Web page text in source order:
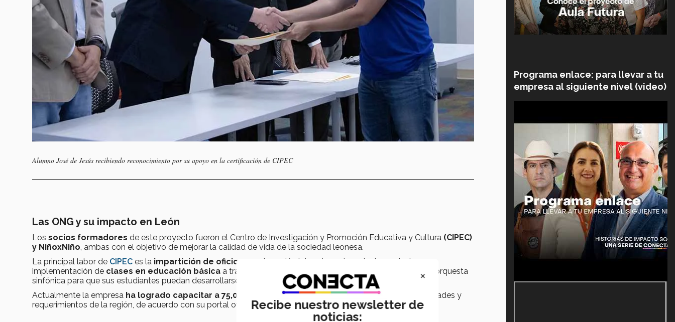
Alumno José de Jesús recibiendo reconocimiento por su apoyo en la certificación de CIPEC
Las ONG y su impacto en León
Los socios formadores de este proyecto fueron el Centro de Investigación y Promoción Educativa y Cultura (CIPEC)
y NiñoxNiño, ambas con el objetivo de mejorar la calidad de vida de la sociedad leonesa.
La principal labor de CIPEC es la impartición de oficios
para inserción laboral, y más recientemente, la
implementación de clases en educación básica a través de su propia escuela, complementando con una orquesta
sinfónica para que sus estudiantes puedan desarrollarse de manera integral.
Actualmente la empresa ha logrado capacitar a 75,000 personasen diferentes oficios para cubrir necesidades y
requerimientos de la región, de acuerdo con su portal oficial.
Programa enlace: para llevar a tu
empresa al siguiente nivel (video)
×
Recibe nuestro newsletter de
noticias: